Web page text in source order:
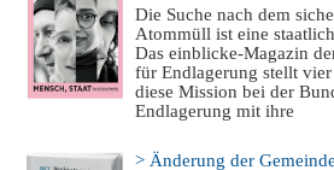
Die Suche nach dem
Atommüll ist eine
Das einblicke-Magazin
für Endlagerung stellt
diese Mission bei der
Endlagerung mit ihre
> Änderung der